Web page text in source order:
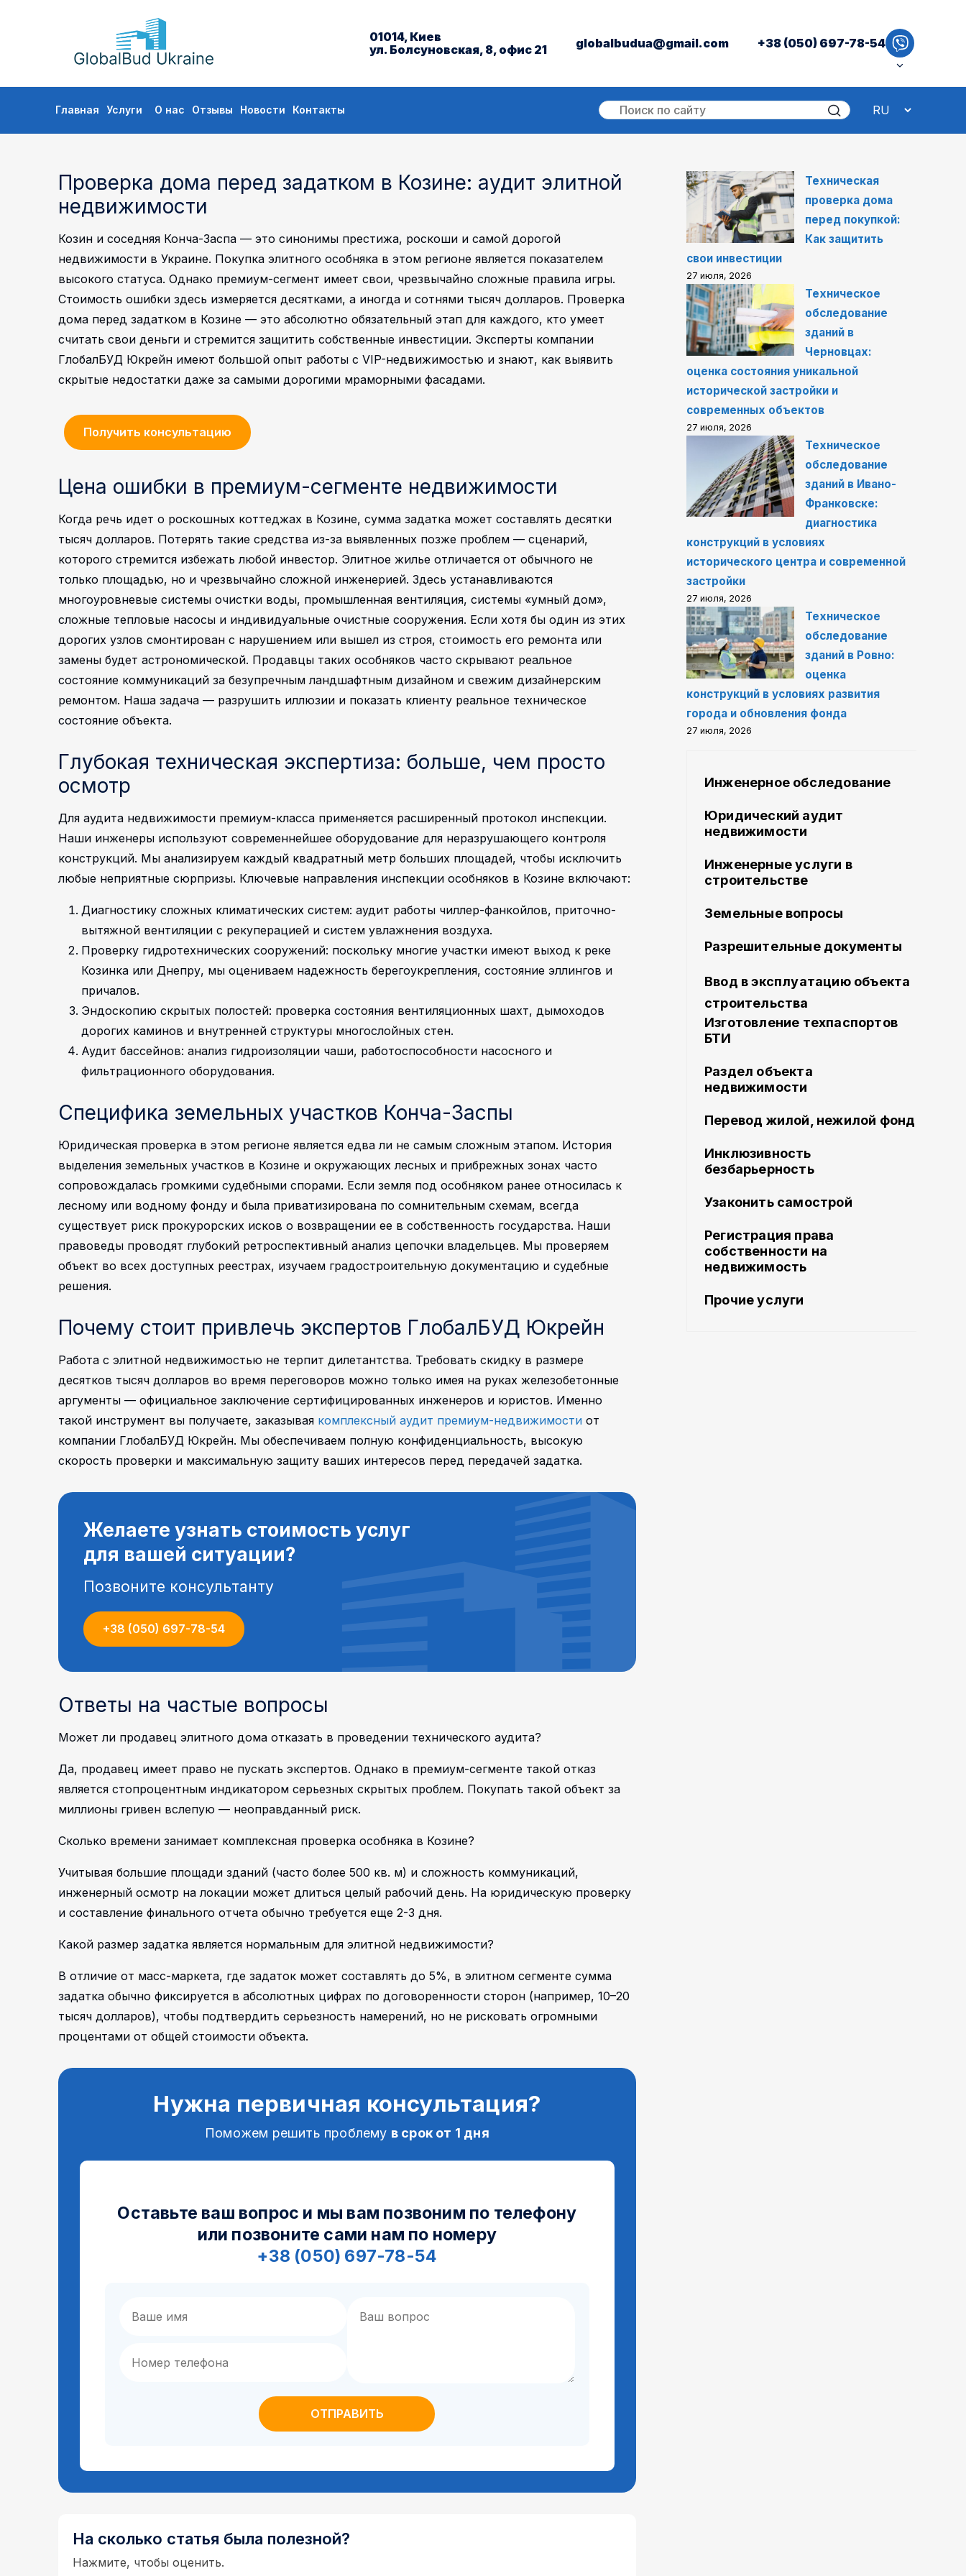
01014, Киев
ул. Болсуновская, 8, офис 21
globalbudua@gmail.com +38 (050) 697-78-54
Перейти
к
содержимому
Главная Услуги О нас Отзывы Новости Контакты
Проверка дома перед задатком в Козине: аудит элитной
недвижимости
Козин и соседняя Конча-Заспа — это синонимы престижа, роскоши и самой дорогой
недвижимости в Украине. Покупка элитного особняка в этом регионе является показателем
высокого статуса. Однако премиум-сегмент имеет свои, чрезвычайно сложные правила игры.
Стоимость ошибки здесь измеряется десятками, а иногда и сотнями тысяч долларов. Проверка
дома перед задатком в Козине — это абсолютно обязательный этап для каждого, кто умеет
считать свои деньги и стремится защитить собственные инвестиции. Эксперты компании
ГлобалБУД Юкрейн имеют большой опыт работы с VIP-недвижимостью и знают, как выявить
скрытые недостатки даже за самыми дорогими мраморными фасадами.
Получить консультацию
Цена ошибки в премиум-сегменте недвижимости
Когда речь идет о роскошных коттеджах в Козине, сумма задатка может составлять десятки
тысяч долларов. Потерять такие средства из-за выявленных позже проблем — сценарий,
которого стремится избежать любой инвестор. Элитное жилье отличается от обычного не
только площадью, но и чрезвычайно сложной инженерией. Здесь устанавливаются
многоуровневые системы очистки воды, промышленная вентиляция, системы «умный дом»,
сложные тепловые насосы и индивидуальные очистные сооружения. Если хотя бы один из этих
дорогих узлов смонтирован с нарушением или вышел из строя, стоимость его ремонта или
замены будет астрономической. Продавцы таких особняков часто скрывают реальное
состояние коммуникаций за безупречным ландшафтным дизайном и свежим дизайнерским
ремонтом. Наша задача — разрушить иллюзии и показать клиенту реальное техническое
состояние объекта.
Глубокая техническая экспертиза: больше, чем просто
осмотр
Для аудита недвижимости премиум-класса применяется расширенный протокол инспекции.
Наши инженеры используют современнейшее оборудование для неразрушающего контроля
конструкций. Мы анализируем каждый квадратный метр больших площадей, чтобы исключить
любые неприятные сюрпризы. Ключевые направления инспекции особняков в Козине включают:
Диагностику сложных климатических систем: аудит работы чиллер-фанкойлов, приточно-
вытяжной вентиляции с рекуперацией и систем увлажнения воздуха.
Проверку гидротехнических сооружений: поскольку многие участки имеют выход к реке
Козинка или Днепру, мы оцениваем надежность берегоукрепления, состояние эллингов и
причалов.
Эндоскопию скрытых полостей: проверка состояния вентиляционных шахт, дымоходов
дорогих каминов и внутренней структуры многослойных стен.
Аудит бассейнов: анализ гидроизоляции чаши, работоспособности насосного и
фильтрационного оборудования.
Специфика земельных участков Конча-Заспы
Юридическая проверка в этом регионе является едва ли не самым сложным этапом. История
выделения земельных участков в Козине и окружающих лесных и прибрежных зонах часто
сопровождалась громкими судебными спорами. Если земля под особняком ранее относилась к
лесному или водному фонду и была приватизирована по сомнительным схемам, всегда
существует риск прокурорских исков о возвращении ее в собственность государства. Наши
правоведы проводят глубокий ретроспективный анализ цепочки владельцев. Мы проверяем
объект во всех доступных реестрах, изучаем градостроительную документацию и судебные
решения.
Почему стоит привлечь экспертов ГлобалБУД Юкрейн
Работа с элитной недвижимостью не терпит дилетантства. Требовать скидку в размере
десятков тысяч долларов во время переговоров можно только имея на руках железобетонные
аргументы — официальное заключение сертифицированных инженеров и юристов. Именно
такой инструмент вы получаете, заказывая комплексный аудит премиум-недвижимости от
компании ГлобалБУД Юкрейн. Мы обеспечиваем полную конфиденциальность, высокую
скорость проверки и максимальную защиту ваших интересов перед передачей задатка.
Желаете узнать стоимость услуг
для вашей ситуации?
Позвоните консультанту
+38 (050) 697-78-54
Ответы на частые вопросы
Может ли продавец элитного дома отказать в проведении технического аудита?
Да, продавец имеет право не пускать экспертов. Однако в премиум-сегменте такой отказ
является стопроцентным индикатором серьезных скрытых проблем. Покупать такой объект за
миллионы гривен вслепую — неоправданный риск.
Сколько времени занимает комплексная проверка особняка в Козине?
Учитывая большие площади зданий (часто более 500 кв. м) и сложность коммуникаций,
инженерный осмотр на локации может длиться целый рабочий день. На юридическую проверку
и составление финального отчета обычно требуется еще 2-3 дня.
Какой размер задатка является нормальным для элитной недвижимости?
В отличие от масс-маркета, где задаток может составлять до 5%, в элитном сегменте сумма
задатка обычно фиксируется в абсолютных цифрах по договоренности сторон (например, 10–20
тысяч долларов), чтобы подтвердить серьезность намерений, но не рисковать огромными
процентами от общей стоимости объекта.
Нужна первичная консультация?
Поможем решить проблему в срок от 1 дня
Оставьте ваш вопрос и мы вам позвоним по телефону
или позвоните сами нам по номеру
+38 (050) 697-78-54
На сколько статья была полезной?
Нажмите, чтобы оценить.
Техническая
проверка дома
перед покупкой:
Как защитить
свои инвестиции
27 июля, 2026
Техническое
обследование
зданий в
Черновцах:
оценка состояния уникальной
исторической застройки и
современных объектов
27 июля, 2026
Техническое
обследование
зданий в Ивано-
Франковске:
диагностика
конструкций в условиях
исторического центра и современной
застройки
27 июля, 2026
Техническое
обследование
зданий в Ровно:
оценка
конструкций в условиях развития
города и обновления фонда
27 июля, 2026
Инженерное обследование
Юридический аудит
недвижимости
Инженерные услуги в
строительстве
Земельные вопросы
Разрешительные документы
Ввод в эксплуатацию объекта
строительства
Изготовление техпаспортов
БТИ
Раздел объекта
недвижимости
Перевод жилой, нежилой фонд
Инклюзивность
безбарьерность
Узаконить самострой
Регистрация права
собственности на
недвижимость
Прочие услуги